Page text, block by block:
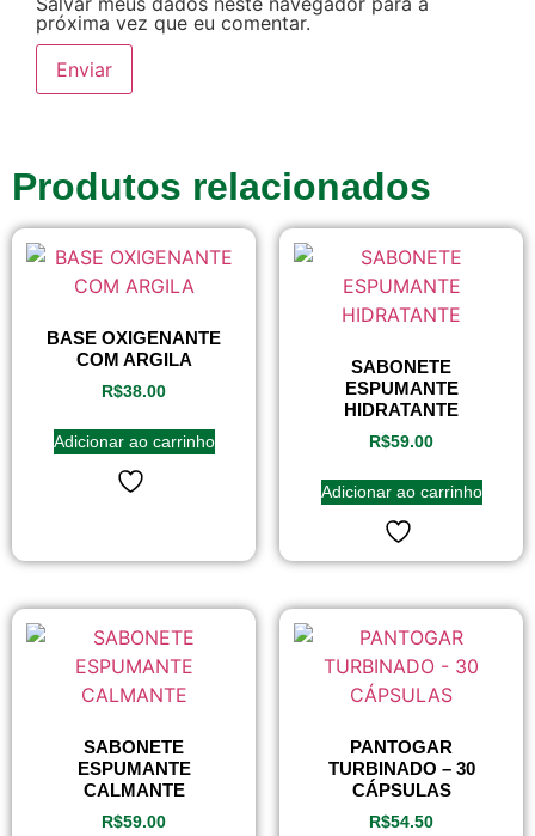
próxima vez que eu comentar.
Produtos relacionados
BASE OXIGENANTE
COM ARGILA
R$38.00
Adicionar ao carrinho
SABONETE
ESPUMANTE
HIDRATANTE
R$59.00
Adicionar ao carrinho
SABONETE
ESPUMANTE
CALMANTE
R$59.00
PANTOGAR
TURBINADO – 30
CÁPSULAS
R$54.50